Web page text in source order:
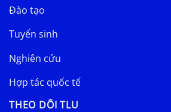
Đào tạo
Tuyển sinh
Nghiên cứu
Hợp tác quốc tế
THEO DÕI TLU